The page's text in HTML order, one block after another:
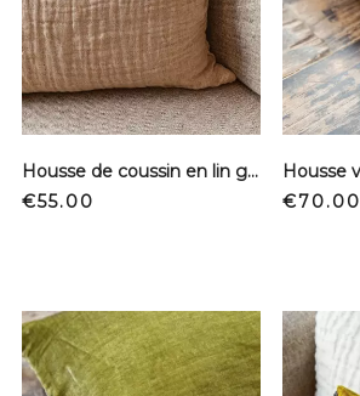
Housse de coussin en lin gaufré - Cuir light
Price
€55.00
Price
€70.00